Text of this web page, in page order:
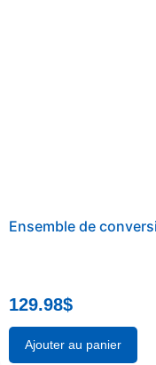
Ensemble de
129.98$
Ajouter au panier